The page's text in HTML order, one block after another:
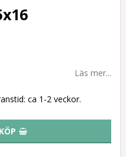
Läs mer...
ca 1-2 veckor.
KÖP